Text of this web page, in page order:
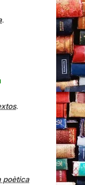
.
.
poètica